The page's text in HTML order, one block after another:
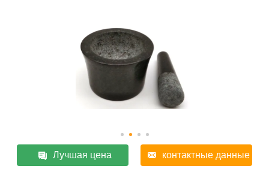
Лучшая цена контактные данные